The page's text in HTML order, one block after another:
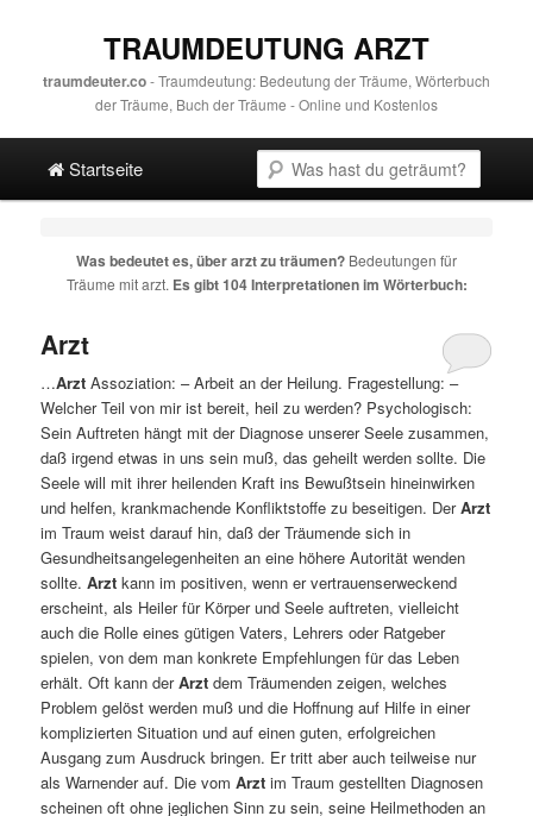
TRAUMDEUTUNG ARZT
traumdeuter.co- Traumdeutung: Bedeutung der Träume, Wörterbuch
der Träume, Buch der Träume - Online und Kostenlos
Direkt zum Hauptinhalt
Spring zur sekundären Inhalt
Startseite
Was bedeutet es, überarztzu träumen? Bedeutungen für
Träume mitarzt. Es gibt 104 Interpretationen im Wörterbuch:
Arzt
…Arzt Assoziation: – Arbeit an der Heilung. Fragestellung: –
Welcher Teil von mir ist bereit, heil zu werden? Psychologisch:
Sein Auftreten hängt mit der Diagnose unserer Seele zusammen,
daß irgend etwas in uns sein muß, das geheilt werden sollte. Die
Seele will mit ihrer heilenden Kraft ins Bewußtsein hineinwirken
und helfen, krankmachende Konfliktstoffe zu beseitigen. DerArzt
im Traum weist darauf hin, daß der Träumende sich in
Gesundheitsangelegenheiten an eine höhere Autorität wenden
sollte.Arzt kann im positiven, wenn er vertrauenserweckend
erscheint, als Heiler für Körper und Seele auftreten, vielleicht
auch die Rolle eines gütigen Vaters, Lehrers oder Ratgeber
spielen, von dem man konkrete Empfehlungen für das Leben
erhält. Oft kann derArzt dem Träumenden zeigen, welches
Problem gelöst werden muß und die Hoffnung auf Hilfe in einer
komplizierten Situation und auf einen guten, erfolgreichen
Ausgang zum Ausdruck bringen. Er tritt aber auch teilweise nur
als Warnender auf. Die vomArzt im Traum gestellten Diagnosen
scheinen oft ohne jeglichen Sinn zu sein, seine Heilmethoden an